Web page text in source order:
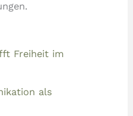
Freiheit im
als